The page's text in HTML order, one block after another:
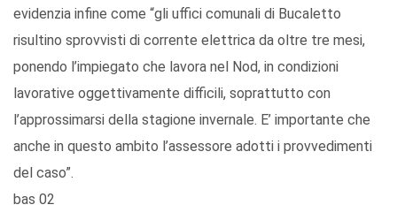
evidenzia infine come “gli uffici comunali di Bucaletto
risultino sprovvisti di corrente elettrica da oltre tre mesi,
ponendo l’impiegato che lavora nel Nod, in condizioni
lavorative oggettivamente difficili, soprattutto con
l’approssimarsi della stagione invernale. E’ importante che
anche in questo ambito l’assessore adotti i provvedimenti
del caso”.
bas 02